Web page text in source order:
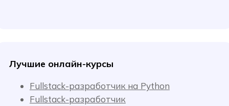
Лучшие онлайн-курсы
Fullstack-разработчик на Python
Fullstack-разработчик